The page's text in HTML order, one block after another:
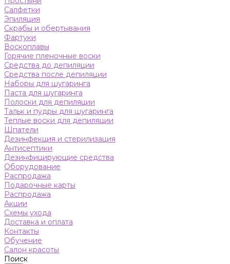
Салфетки
Эпиляция
Скрабы и обертывания
Фартуки
Воскоплавы
Горячие пленочные воски
Средства до депиляции
Средства после депиляции
Наборы для шугаринга
Паста для шугаринга
Полоски для депиляции
Тальк и пудры для шугаринга
Теплые воски для депиляции
Шпатели
Дезинфекция и стерилизация
Антисептики
Дезинфицирующие средства
Оборудование
Распродажа
Подарочные карты
Распродажа
Акции
Схемы ухода
Доставка и оплата
Контакты
Обучение
Салон красоты
Поиск